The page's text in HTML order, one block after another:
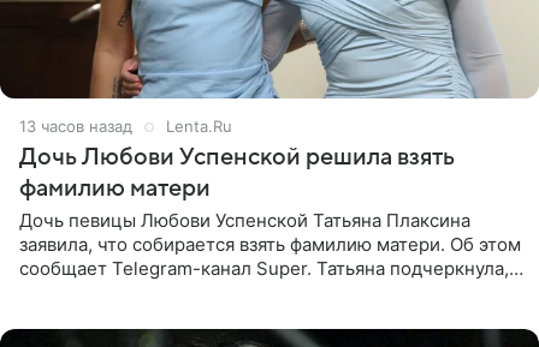
13 часов назад Lenta.Ru
Дочь Любови Успенской решила взять
фамилию матери
Дочь певицы Любови Успенской Татьяна Плаксина
заявила, что собирается взять фамилию матери. Об этом
сообщает Telegram-канал Super. Татьяна подчеркнула,